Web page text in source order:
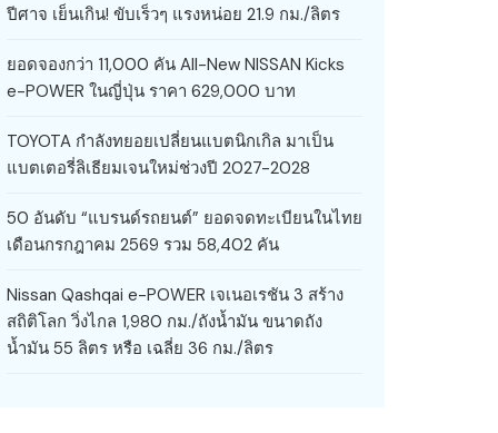
ปีศาจ เย็นเกิน! ขับเร็วๆ แรงหน่อย 21.9 กม./ลิตร
ยอดจองกว่า 11,000 คัน All-New NISSAN Kicks
e-POWER ในญี่ปุ่น ราคา 629,000 บาท
TOYOTA กำลังทยอยเปลี่ยนแบตนิกเกิล มาเป็น
แบตเตอรี่ลิเธียมเจนใหม่ช่วงปี 2027-2028
50 อันดับ “แบรนด์รถยนต์” ยอดจดทะเบียนในไทย
เดือนกรกฎาคม 2569 รวม 58,402 คัน
Nissan Qashqai e-POWER เจเนอเรชัน 3 สร้าง
สถิติโลก วิ่งไกล 1,980 กม./ถังน้ำมัน ขนาดถัง
น้ำมัน 55 ลิตร หรือ เฉลี่ย 36 กม./ลิตร